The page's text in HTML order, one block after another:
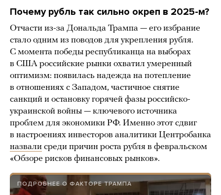
Почему рубль так сильно окреп в 2025-м?
Отчасти из-за Дональда Трампа — его избрание
стало одним из поводов для укрепления рубля.
С момента победы республиканца на выборах
в США российские рынки охватил умеренный
оптимизм: появилась надежда на потепление
в отношениях с Западом, частичное снятие
санкций и остановку горячей фазы российско-
украинской войны — ключевого источника
проблем для экономики РФ. Именно этот сдвиг
в настроениях инвесторов аналитики Центробанка
назвали среди причин роста рубля в февральском
«Обзоре рисков финансовых рынков».
ПОДРОБНЕЕ О ФАКТОРЕ ТРАМПА